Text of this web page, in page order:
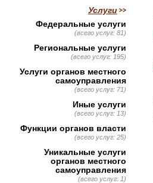
Услуги
Федеральные услуги
(всего услуг: 81)
Региональные услуги
(всего услуг: 195)
Услуги органов местного
самоуправления
(всего услуг: 71)
Иные услуги
(всего услуг: 13)
Функции органов власти
(всего услуг: 25)
Уникальные услуги
органов местного
самоуправления
(всего услуг: 1)